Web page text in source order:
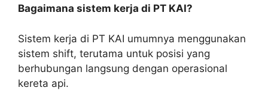
Bagaimana sistem kerja di PT KAI?
Sistem kerja di PT KAI umumnya menggunakan
sistem shift, terutama untuk posisi yang
berhubungan langsung dengan operasional
kereta api.